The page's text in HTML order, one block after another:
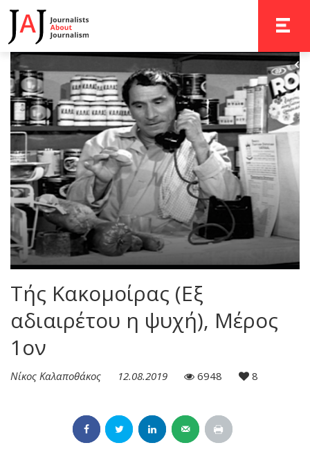
Τής Κακομοίρας (Εξ
αδιαιρέτου η ψυχή), Μέρος
1ον
Νίκος Καλαποθάκος 12.08.2019 6948 8